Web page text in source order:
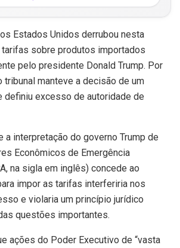
Estados Unidos derrubou nesta
sobre produtos importados
pelo presidente Donald Trump. Por
manteve a decisão de um
definiu excesso de autoridade de
a interpretação do governo Trump de
Econômicos de Emergência
na sigla em inglês) concede ao
impor as tarifas interferiria nos
e violaria um princípio jurídico
questões importantes.
ações do Poder Executivo de “vasta